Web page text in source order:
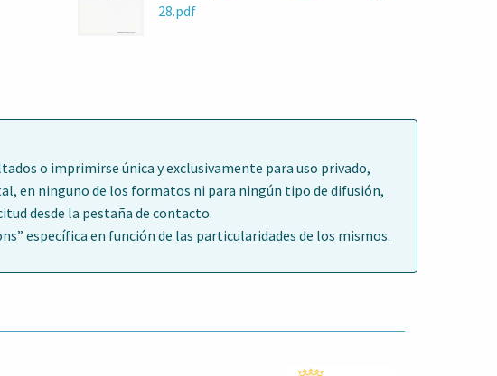
28.pdf
o imprimirse única y exclusivamente para uso privado,
en ninguno de los formatos ni para ningún tipo de difusión,
desde la pestaña de contacto.
específica en función de las particularidades de los mismos.